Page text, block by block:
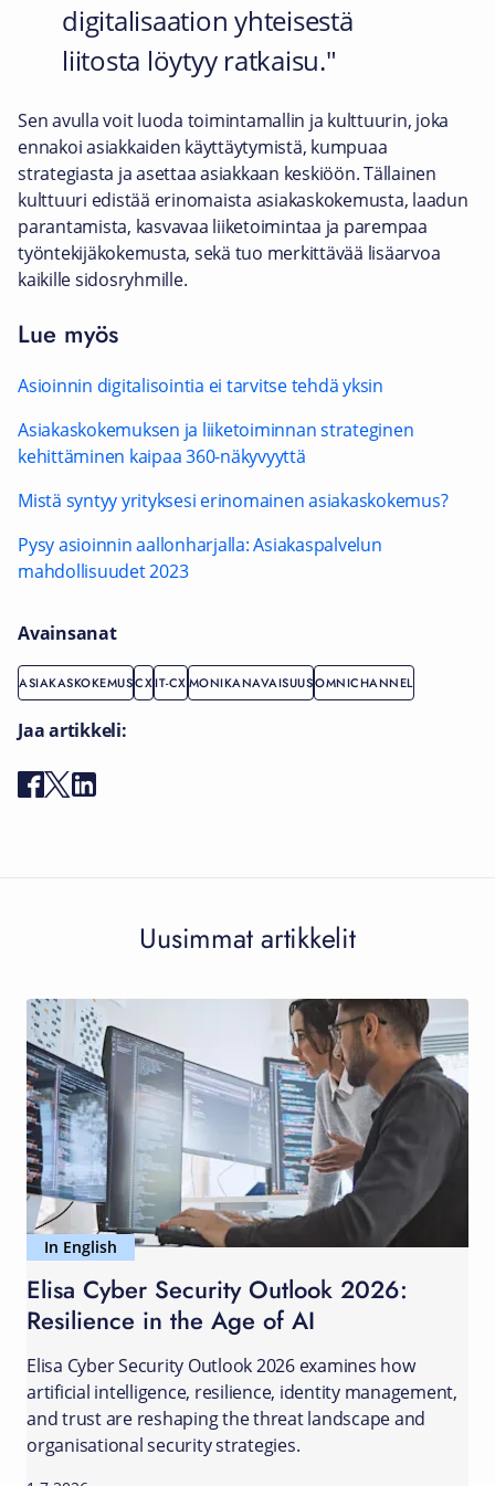
digitalisaation yhteisestä
liitosta löytyy ratkaisu.
Sen avulla voit luoda toimintamallin ja kulttuurin, joka
ennakoi asiakkaiden käyttäytymistä, kumpuaa
strategiasta ja asettaa asiakkaan keskiöön. Tällainen
kulttuuri edistää erinomaista asiakaskokemusta, laadun
parantamista, kasvavaa liiketoimintaa ja parempaa
työntekijäkokemusta, sekä tuo merkittävää lisäarvoa
kaikille sidosryhmille.
Lue myös
Asioinnin digitalisointia ei tarvitse tehdä yksin
Asiakaskokemuksen ja liiketoiminnan strateginen
kehittäminen kaipaa 360-näkyvyyttä
Mistä syntyy yrityksesi erinomainen asiakaskokemus?
Pysy asioinnin aallonharjalla: Asiakaspalvelun
mahdollisuudet 2023
Avainsanat
ASIAKASKOKEMUSCXIT-CXMONIKANAVAISUUSOMNICHANNEL
Jaa artikkeli:
Uusimmat artikkelit
In English
Elisa Cyber Security Outlook 2026:
Resilience in the Age of AI
Elisa Cyber Security Outlook 2026 examines how
artificial intelligence, resilience, identity management,
and trust are reshaping the threat landscape and
organisational security strategies.